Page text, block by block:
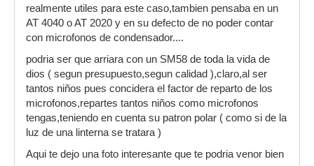
realmente utiles para este caso,tambien pensaba en un
AT 4040 o AT 2020 y en su defecto de no poder contar
con microfonos de condensador....
podria ser que arriara con un SM58 de toda la vida de
dios ( segun presupuesto,segun calidad ),claro,al ser
tantos niños pues concidera el factor de reparto de los
microfonos,repartes tantos niños como microfonos
tengas,teniendo en cuenta su patron polar ( como si de la
luz de una linterna se tratara )
Aqui te dejo una foto interesante que te podria venor bien